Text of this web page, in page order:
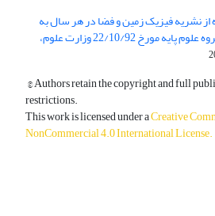
انتشار 1 شماره از نشریه فیزیک زمین و فضا در هر سال به
زبان انگلیسی در جلسه کار گروه علوم پایه مورخ 22/10/92 وزارت علوم،
© Authors retain the copyright and full
restrictions.
This work is licensed under aCreative
NonCommercial 4.0 International License.